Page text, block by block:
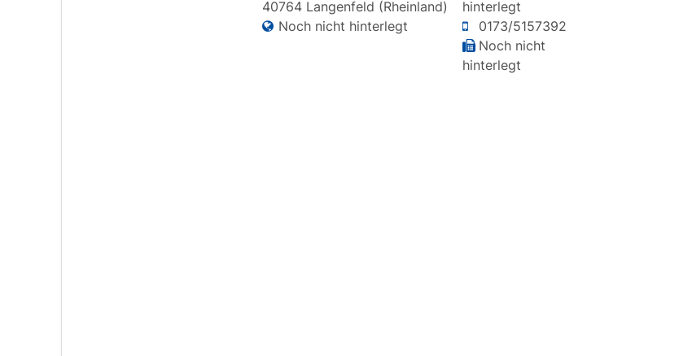
40764 Langenfeld (Rheinland)
Noch nicht hinterlegt
hinterlegt
0173/5157392
Noch nicht
hinterlegt